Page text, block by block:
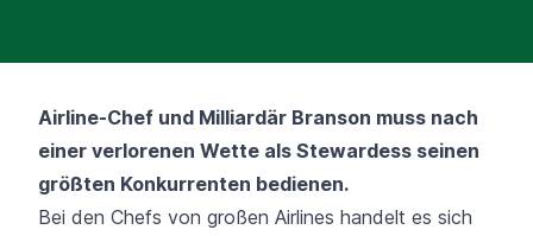
Airline-Chef und Milliardär Branson muss nach
einer verlorenen Wette als Stewardess seinen
größten Konkurrenten bedienen.
Bei den Chefs von großen Airlines handelt es sich